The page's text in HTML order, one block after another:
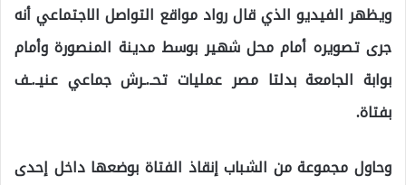
ويظهر الفيديو الذي قال رواد مواقع التواصل الاجتماعي أنه
جرى تصويره أمام محل شهير بوسط مدينة المنصورة وأمام
بوابة الجامعة بدلتا مصر عمليات تحـ.ـرش جماعي عنيـ.ـف
بفتاة.
وحاول مجموعة من الشباب إنقاذ الفتاة بوضعها داخل إحدى